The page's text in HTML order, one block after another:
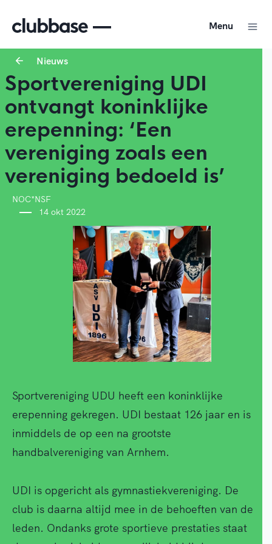
Menu
Nieuws
Sportvereniging UDI
ontvangt koninklijke
erepenning: ‘Een
vereniging zoals een
vereniging bedoeld is’
NOC*NSF
14 okt 2022
Sportvereniging UDU heeft een koninklijke
erepenning gekregen. UDI bestaat 126 jaar en is
inmiddels de op een na grootste
handbalvereniging van Arnhem.
UDI is opgericht als gymnastiekvereniging. De
club is daarna altijd mee in de behoeften van de
leden. Ondanks grote sportieve prestaties staat